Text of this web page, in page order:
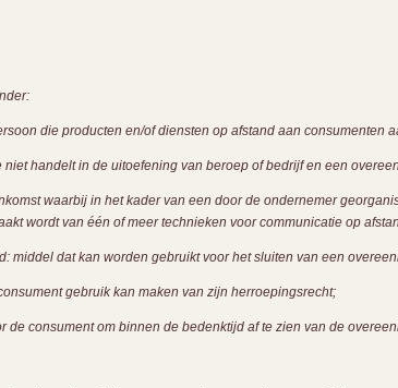
die producten en/of diensten op afstand aan consumenten
handelt in de uitoefening van beroep of bedrijf en een
waarbij in het kader van een door de ondernemer
wordt van één of meer technieken voor communicatie op
middel dat kan worden gebruikt voor het sluiten van een
gebruik kan maken van zijn herroepingsrecht;
de consument om binnen de bedenktijd af te zien van de